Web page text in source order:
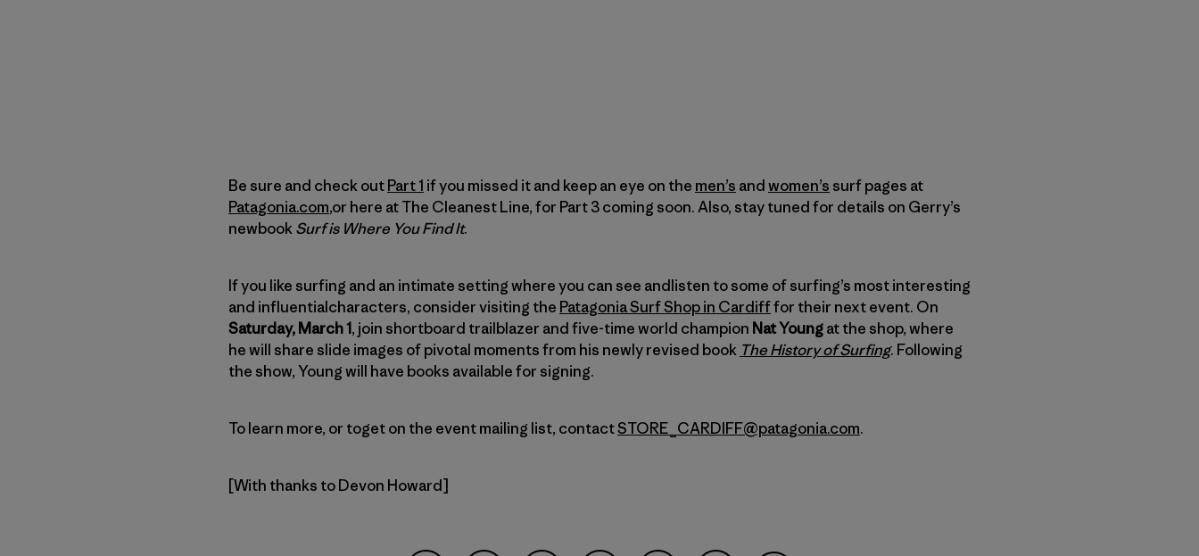
Be sure and check outPart 1 if you missed it and keep an eye on the men’s andwomen’s surf pages at
Patagonia.com,or here at The Cleanest Line, for Part 3 coming soon. Also, stay tuned for details on Gerry’s
newbookSurf is Where You Find It.
If you like surfing and an intimate setting where you can see andlisten to some of surfing’s most interesting
and influentialcharacters, consider visiting the Patagonia Surf Shop in Cardifffor their next event. On
Saturday, March 1, join shortboard trailblazer and five-time world champion Nat Youngat the shop, where
he will share slide images of pivotal moments from his newly revised book The History of Surfing. Following
the show, Young will have books available for signing.
To learn more, or toget on the event mailing list, contactSTORE_CARDIFF@patagonia.com.
[With thanks to Devon Howard]